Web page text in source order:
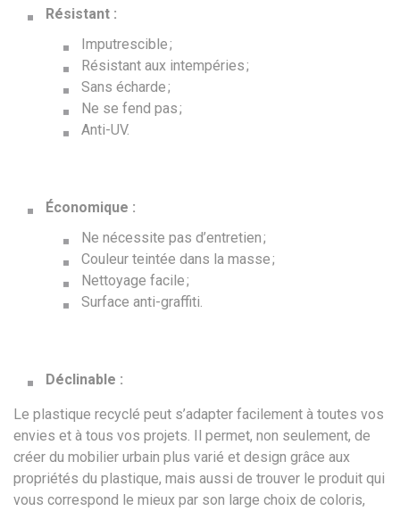
Résistant :
Imputrescible ;
Résistant aux intempéries ;
Sans écharde ;
Ne se fend pas ;
Anti-UV.
Économique :
Ne nécessite pas d’entretien ;
Couleur teintée dans la masse ;
Nettoyage facile ;
Surface anti-graffiti.
Déclinable :
Le plastique recyclé peut s’adapter facilement à toutes vos
envies et à tous vos projets. Il permet, non seulement, de
créer du mobilier urbain plus varié et design grâce aux
propriétés du plastique, mais aussi de trouver le produit qui
vous correspond le mieux par son large choix de coloris,